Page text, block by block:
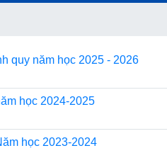
quy năm học 2025 - 2026
học 2024-2025
học 2023-2024